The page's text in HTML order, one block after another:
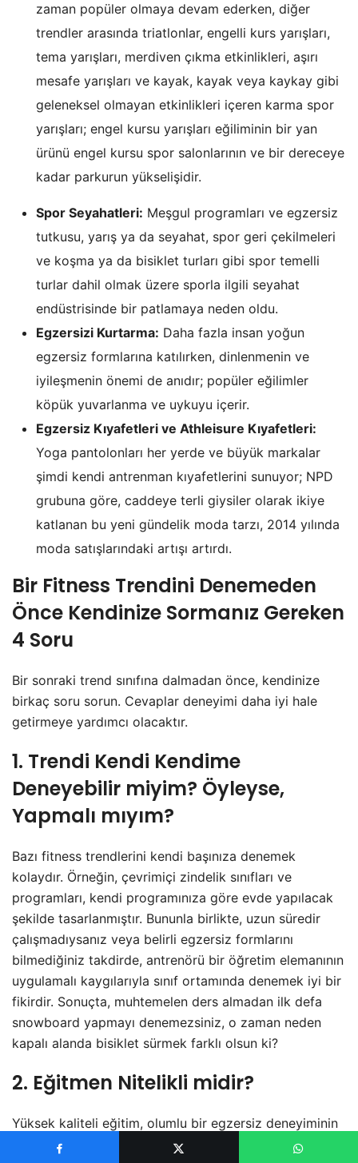
zaman popüler olmaya devam ederken, diğer
trendler arasında triatlonlar, engelli kurs yarışları,
tema yarışları, merdiven çıkma etkinlikleri, aşırı
mesafe yarışları ve kayak, kayak veya kaykay gibi
geleneksel olmayan etkinlikleri içeren karma spor
yarışları; engel kursu yarışları eğiliminin bir yan
ürünü engel kursu spor salonlarının ve bir dereceye
kadar parkurun yükselişidir.
Spor Seyahatleri: Meşgul programları ve egzersiz
tutkusu, yarış ya da seyahat, spor geri çekilmeleri
ve koşma ya da bisiklet turları gibi spor temelli
turlar dahil olmak üzere sporla ilgili seyahat
endüstrisinde bir patlamaya neden oldu.
Egzersizi Kurtarma: Daha fazla insan yoğun
egzersiz formlarına katılırken, dinlenmenin ve
iyileşmenin önemi de anıdır; popüler eğilimler
köpük yuvarlanma ve uykuyu içerir.
Egzersiz Kıyafetleri ve Athleisure Kıyafetleri:
Yoga pantolonları her yerde ve büyük markalar
şimdi kendi antrenman kıyafetlerini sunuyor; NPD
grubuna göre, caddeye terli giysiler olarak ikiye
katlanan bu yeni gündelik moda tarzı, 2014 yılında
moda satışlarındaki artışı artırdı.
Bir Fitness Trendini Denemeden
Önce Kendinize Sormanız Gereken
4 Soru
Bir sonraki trend sınıfına dalmadan önce, kendinize
birkaç soru sorun. Cevaplar deneyimi daha iyi hale
getirmeye yardımcı olacaktır.
1. Trendi Kendi Kendime
Deneyebilir miyim? Öyleyse,
Yapmalı mıyım?
Bazı fitness trendlerini kendi başınıza denemek
kolaydır. Örneğin, çevrimiçi zindelik sınıfları ve
programları, kendi programınıza göre evde yapılacak
şekilde tasarlanmıştır. Bununla birlikte, uzun süredir
çalışmadıysanız veya belirli egzersiz formlarını
bilmediğiniz takdirde, antrenörü bir öğretim elemanının
uygulamalı kaygılarıyla sınıf ortamında denemek iyi bir
fikirdir. Sonuçta, muhtemelen ders almadan ilk defa
snowboard yapmayı denemezsiniz, o zaman neden
kapalı alanda bisiklet sürmek farklı olsun ki?
2. Eğitmen Nitelikli midir?
Yüksek kaliteli eğitim, olumlu bir egzersiz deneyiminin
anahtarıdır. Araştırmanızı yapın ve antrenörünüzün